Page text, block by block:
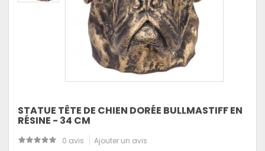
STATUE TÊTE DE CHIEN DORÉE BULLMASTIFF EN
RÉSINE - 34 CM
0 avis Ajouter un avis